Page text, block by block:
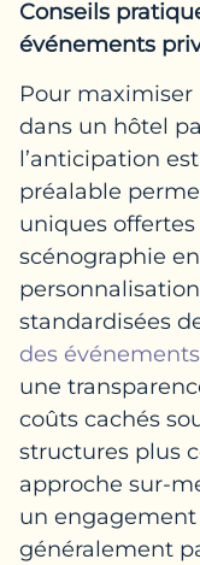
Conseils
événements
Pour
dans un hôtel
l’anticipation
préalable
uniques
scénographie
standardisées
des
une
coûts cachés
structures plus
approche sur-
un
généralement